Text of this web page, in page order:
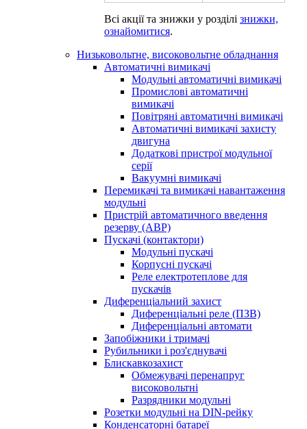
Всі акції та знижки у розділі знижки,
ознайомитися.
Низьковольтне, високовольтне обладнання
Автоматичні вимикачі
Модульні автоматичні вимикачі
Промислові автоматичні
вимикачі
Повітряні автоматичні вимикачі
Автоматичні вимикачі захисту
двигуна
Додаткові пристрої модульної
серії
Вакуумні вимикачі
Перемикачі та вимикачі навантаження
модульні
Пристрій автоматичного введення
резерву (АВР)
Пускачі (контактори)
Модульні пускачі
Корпусні пускачі
Реле електротеплове для
пускачів
Диференціальний захист
Диференціальні реле (ПЗВ)
Диференціальні автомати
Запобіжники і тримачі
Рубильники і роз'єднувачі
Блискавкозахист
Обмежувачі перенапруг
високовольтні
Разрядники модульні
Розетки модульні на DIN-рейку
Конденсаторні батареї